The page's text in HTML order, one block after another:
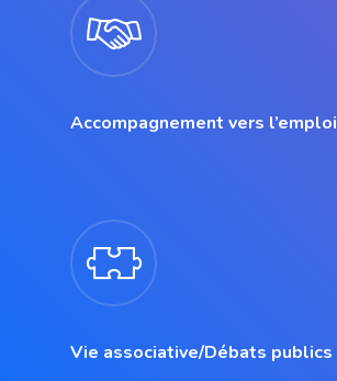
Accompagnement vers l’emploi
Vie associative/Débats publics